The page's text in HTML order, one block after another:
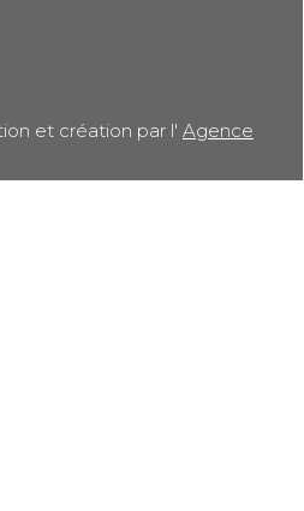
et création par l' Agence